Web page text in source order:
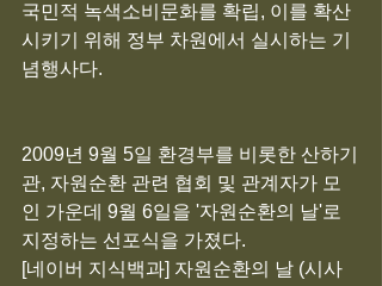
국민적 녹색소비문화를 확립, 이를 확산
시키기 위해 정부 차원에서 실시하는 기
념행사다.
2009년 9월 5일 환경부를 비롯한 산하기
관, 자원순환 관련 협회 및 관계자가 모
인 가운데 9월 6일을 '자원순환의 날'로
지정하는 선포식을 가졌다.
[네이버 지식백과] 자원순환의 날 (시사